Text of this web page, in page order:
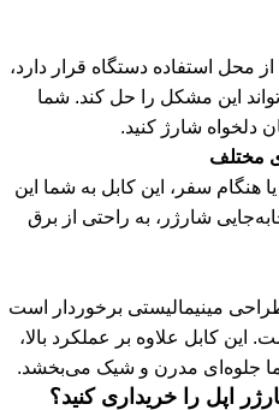
محل استفاده دستگاه قرار دارد،
این مشکل را حل کند. شما
دلخواه شارژ کنید.
مختلف
هنگام سفر، این کابل به شما این
شارژر، به راحتی از برق
مینیمالیستی برخوردار است
کابل علاوه بر عملکرد بالا،
جلوه‌ای مدرن و شیک می‌بخشد.
اپل را خریداری کنید؟